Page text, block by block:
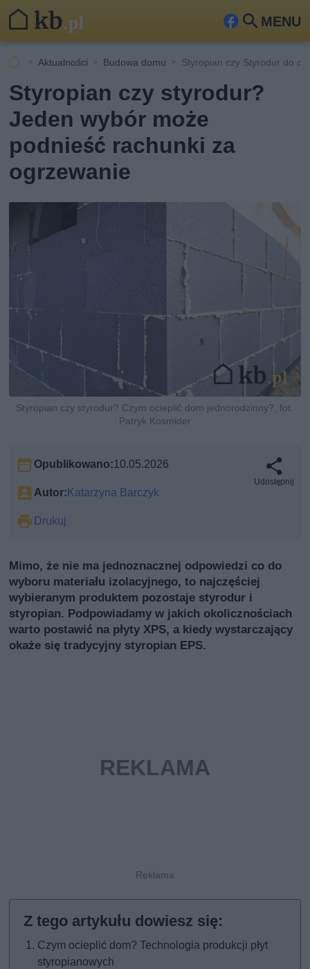
MENU
Fa
ook
Szu
kaj
Aktualności Budowa domu Styropian czy Styrodur do
Styropian czy styrodur?
Jeden wybór może
podnieść rachunki za
ogrzewanie
Styropian czy styrodur? Czym ocieplić dom jednorodzinny?, fot.
Patryk Kosmider
Opublikowano:10.05.2026
Autor:Katarzyna Barczyk
Drukuj
Udostępnij
Mimo, że nie ma jednoznacznej odpowiedzi co do
wyboru materiału izolacyjnego, to najczęściej
wybieranym produktem pozostaje styrodur i
styropian. Podpowiadamy w jakich okolicznościach
warto postawić na płyty XPS, a kiedy wystarczający
okaże się tradycyjny styropian EPS.
Czym ocieplić dom? Technologia produkcji płyt
styropianowych